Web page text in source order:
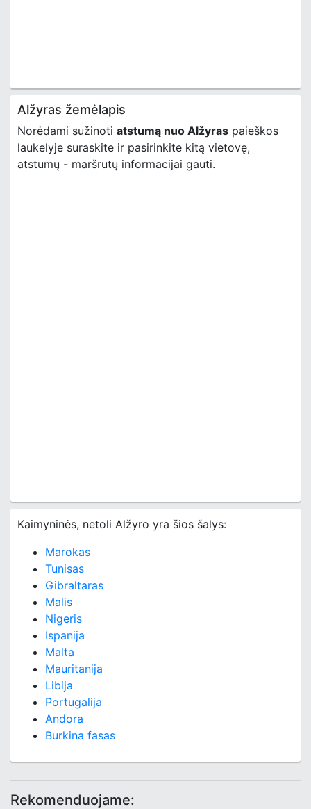
Alžyras žemėlapis
Norėdami sužinoti atstumą nuo Alžyras paieškos
laukelyje suraskite ir pasirinkite kitą vietovę,
atstumų - maršrutų informacijai gauti.
Kaimyninės, netoli Alžyro yra šios šalys:
Marokas
Tunisas
Gibraltaras
Malis
Nigeris
Ispanija
Malta
Mauritanija
Libija
Portugalija
Andora
Burkina fasas
Rekomenduojame: